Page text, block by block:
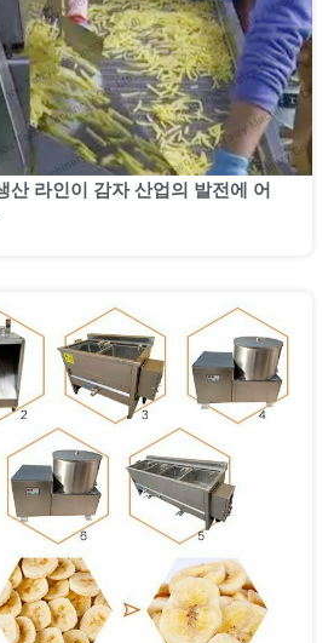
산 라인이 감자 산업의 발전에 어